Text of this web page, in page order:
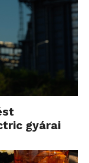
gyárai